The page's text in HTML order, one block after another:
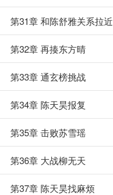
第31章 和陈舒雅关系拉近
第32章 再揍东方晴
第33章 通玄榜挑战
第34章 陈天昊报复
第35章 击败苏雪瑶
第36章 大战柳无天
第37章 陈天昊找麻烦